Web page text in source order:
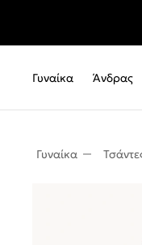
Γυναίκα Άνδρας
Γυναίκα